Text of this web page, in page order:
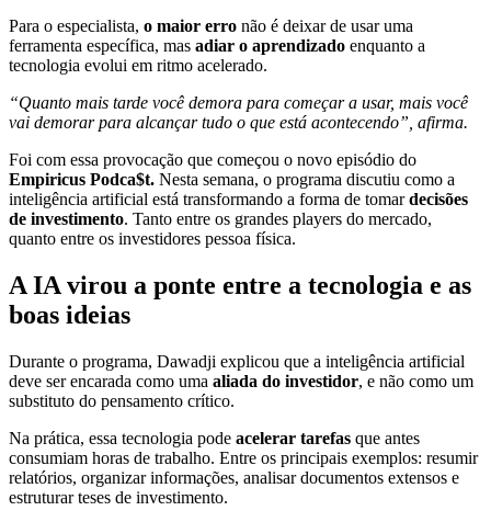
Para o especialista, o maior erro não é deixar de usar uma
ferramenta específica, mas adiar o aprendizado enquanto a
tecnologia evolui em ritmo acelerado.
“Quanto mais tarde você demora para começar a usar, mais você
vai demorar para alcançar tudo o que está acontecendo”, afirma.
Foi com essa provocação que começou o novo episódio do
Empiricus Podca$t. Nesta semana, o programa discutiu como a
inteligência artificial está transformando a forma de tomardecisões
de investimento. Tanto entre os grandes players do mercado,
quanto entre os investidores pessoa física.
A IA virou a ponte entre a tecnologia e as
boas ideias
Durante o programa, Dawadji explicou que a inteligência artificial
deve ser encarada como uma aliada do investidor, e não como um
substituto do pensamento crítico.
Na prática, essa tecnologia pode acelerar tarefas que antes
consumiam horas de trabalho. Entre os principais exemplos: resumir
relatórios, organizar informações, analisar documentos extensos e
estruturar teses de investimento.